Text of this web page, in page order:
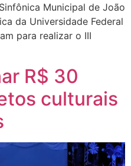
Municipal de João
da Universidade Federal
para realizar o III
R$ 30
culturais